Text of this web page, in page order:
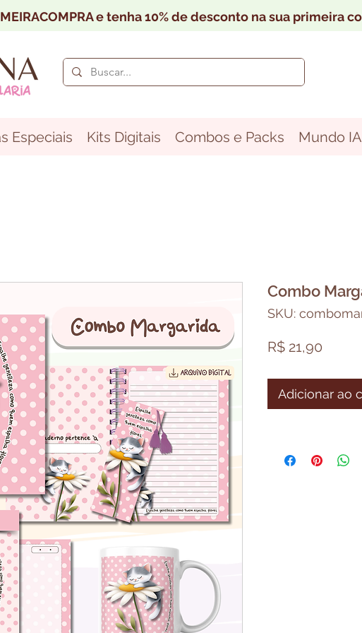
e tenha 10% de desconto na sua primeira
Combo
SKU:
R$ 21,90
Adicionar ao
Especiais Kits Digitais Combos e Packs Mundo IA